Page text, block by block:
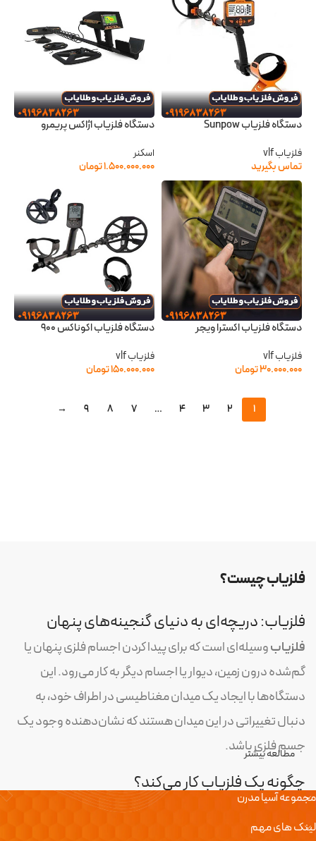
دستگاه فلزیاب Sunpow
فلزیاب vlf
تماس بگیرید
دستگاه فلزیاب اژاکس پریمرو
اسکنر
۱.۵۰۰.۰۰۰.۰۰۰تومان
دستگاه فلزیاب اکسترا ویجر
فلزیاب vlf
۳۰.۰۰۰.۰۰۰تومان
دستگاه فلزیاب اکوناکس 900
فلزیاب vlf
۱۵۰.۰۰۰.۰۰۰تومان
1
2
3
4
…
7
8
9
→
فلزیاب چیست؟
فلزیاب: دریچه‌ای به دنیای گنجینه‌های پنهان
فلزیابوسیله‌ای است که برای پیدا کردن اجسام فلزی پنهان یا
گم‌شده درون زمین، دیوار یا اجسام دیگر به کار می‌رود. این
دستگاه‌ها با ایجاد یک میدان مغناطیسی در اطراف خود، به
دنبال تغییراتی در این میدان هستند که نشان‌دهنده وجود یک
جسم فلزی باشد.
چگونه یک فلزیاب کار می‌کند؟
ایجاد میدان مغناطیسی:
مطالعه بیشتر
مجموعه آسیا مدرن
لینک های مهم